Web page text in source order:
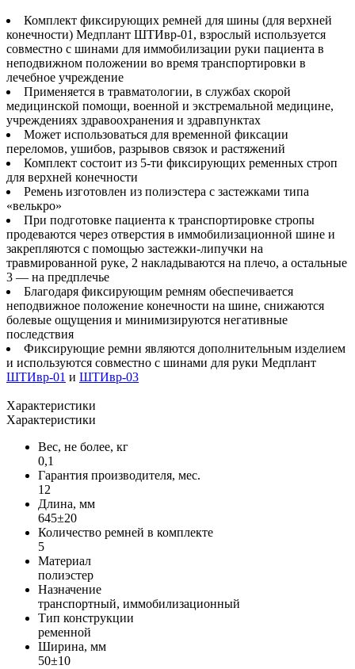
Комплект фиксирующих ремней для шины (для верхней
конечности) Медплант ШТИвр-01, взрослый используется
совместно с шинами для иммобилизации руки пациента в
неподвижном положении во время транспортировки в
лечебное учреждение
Применяется в травматологии, в службах скорой
медицинской помощи, военной и экстремальной медицине,
учреждениях здравоохранения и здравпунктах
Может использоваться для временной фиксации
переломов, ушибов, разрывов связок и растяжений
Комплект состоит из 5-ти фиксирующих ременных строп
для верхней конечности
Ремень изготовлен из полиэстера с застежками типа
«велькро»
При подготовке пациента к транспортировке стропы
продеваются через отверстия в иммобилизационной шине и
закрепляются с помощью застежки-липучки на
травмированной руке, 2 накладываются на плечо, а остальные
3 — на предплечье
Благодаря фиксирующим ремням обеспечивается
неподвижное положение конечности на шине, снижаются
болевые ощущения и минимизируются негативные
последствия
Фиксирующие ремни являются дополнительным изделием
и используются совместно с шинами для руки Медплант
ШТИвр-01 и ШТИвр-03
Характеристики
Характеристики
Вес, не более, кг
0,1
Гарантия производителя, мес.
12
Длина, мм
645±20
Количество ремней в комплекте
5
Материал
полиэстер
Назначение
транспортный, иммобилизационный
Тип конструкции
ременной
Ширина, мм
50±10